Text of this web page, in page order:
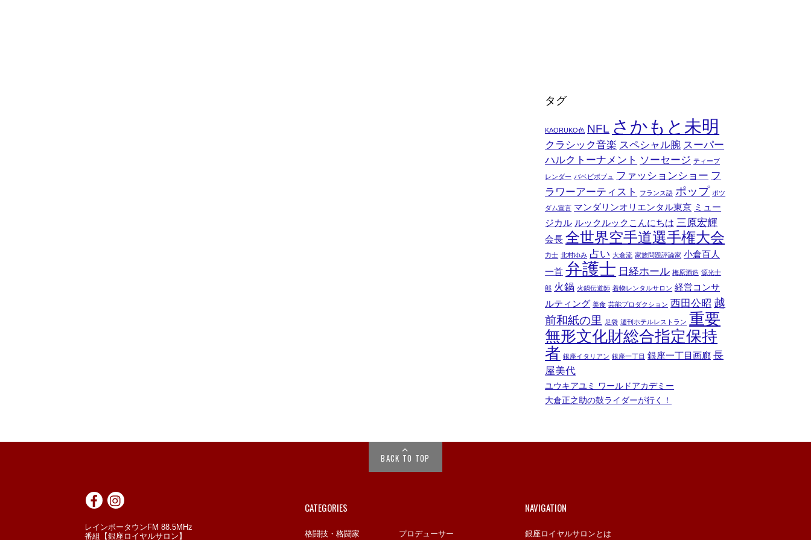
タグ
KAORUKO色 NFL さかもと未明
クラシック音楽 スペシャル腕 スーパー
ハルクトーナメント ソーセージ ティーブ
レンダー バベビボブュ ファッションショー フ
ラワーアーティスト
フランス語 ポップ ポツ
ダム宣言 マンダリンオリエンタル東京 ミュー
ジカル ルックルックこんにちは 三原宏輝
会長 全世界空手道選手権大会
力士 北村ゆみ 占い 大倉流 家族問題評論家 小倉百人
一首 弁護士 日経ホール 梅原酒造 源光士
郎 火鍋 火鍋伝道師 着物レンタルサロン 経営コンサ
ルティング 美食 芸能プロダクション 西田公昭 越
前和紙の里 足袋 週刊ホテルレストラン 重要
無形文化財総合指定保持
者 銀座イタリアン 銀座一丁目 銀座一丁目画廊 長
屋美代
ユウキアユミ ワールドアカデミー
大倉正之助の鼓ライダーが行く！
BACK TO TOP
レインボータウンFM 88.5MHz
番組【銀座ロイヤルサロン】
CATEGORIES
格闘技・格闘家 プロデューサー
NAVIGATION
銀座ロイヤルサロンとは